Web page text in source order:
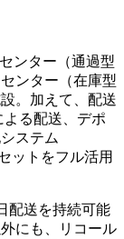
ンター（通過型
ンター（在庫型
。加えて、配送
る配送、デポ
ステム
ットをフル活用
配送を持続可能
にも、リコール